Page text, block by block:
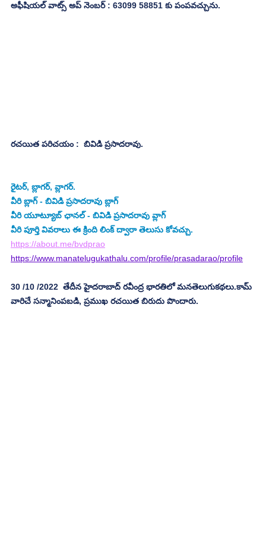
అఫీషియల్ వాట్స్ అప్ నెంబర్ : 63099 58851 కు పంపవచ్చును.
రచయిత పరిచయం :  బివిడి ప్రసాదరావు.
రైటర్, బ్లాగర్, వ్లాగర్.
వీరి బ్లాగ్ - బివిడి ప్రసాదరావు బ్లాగ్
వీరి యూట్యూబ్ ఛానల్ - బివిడి ప్రసాదరావు వ్లాగ్
వీరి పూర్తి వివరాలు ఈ క్రింది లింక్ ద్వారా తెలుసు కోవచ్చు.
https://about.me/bvdprao
https://www.manatelugukathalu.com/profile/prasadarao/profile
30 /10 /2022  తేదీన హైదరాబాద్ రవీంద్ర భారతిలో మనతెలుగుకథలు.కామ్
వారిచే సన్మానింపబడి, ప్రముఖ రచయిత బిరుదు పొందారు.